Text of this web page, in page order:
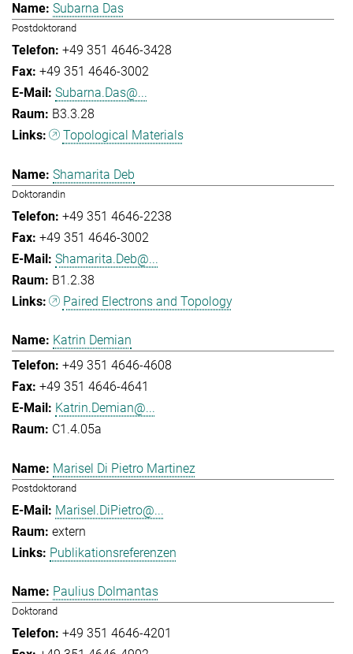
Subarna Das
Postdoktorand
+49 351 4646-3428
+49 351 4646-3002
Subarna.Das@...
B3.3.28
Topological Materials
Shamarita Deb
Doktorandin
+49 351 4646-2238
+49 351 4646-3002
Shamarita.Deb@...
B1.2.38
Paired Electrons and Topology
Katrin Demian
+49 351 4646-4608
+49 351 4646-4641
Katrin.Demian@...
C1.4.05a
Marisel Di Pietro Martinez
Postdoktorand
Marisel.DiPietro@...
extern
Publikationsreferenzen
Paulius Dolmantas
Doktorand
+49 351 4646-4201